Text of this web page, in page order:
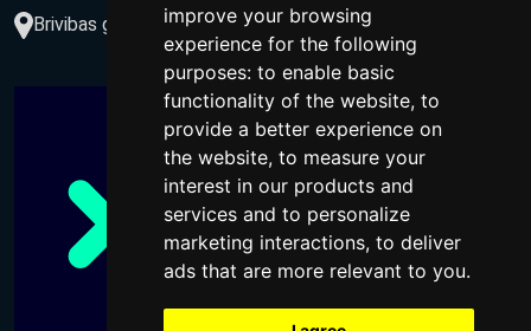
improve your browsing
experience for the following
purposes: to enable basic
functionality of the website, to
provide a better experience on
the website, to measure your
interest in our products and
services and to personalize
marketing interactions, to deliver
ads that are more relevant to you.
Brivibas gatve 234-77, LV-1039, Riga, Latvia